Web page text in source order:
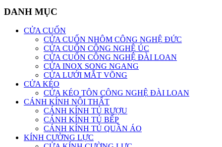
DANH MỤC
CỬA CUỐN
CỬA CUỐN NHÔM CÔNG NGHỆ ĐỨC
CỬA CUỐN CÔNG NGHỆ ÚC
CỬA CUỐN CÔNG NGHỆ ĐÀI LOAN
CỬA INOX SONG NGANG
CỬA LƯỚI MẮT VÕNG
CỬA KÉO
CỬA KÉO TÔN CÔNG NGHỆ ĐÀI LOAN
CÁNH KÍNH NỘI THẤT
CÁNH KÍNH TỦ RƯỢU
CÁNH KÍNH TỦ BẾP
CÁNH KÍNH TỦ QUẦN ÁO
KÍNH CƯỜNG LỰC